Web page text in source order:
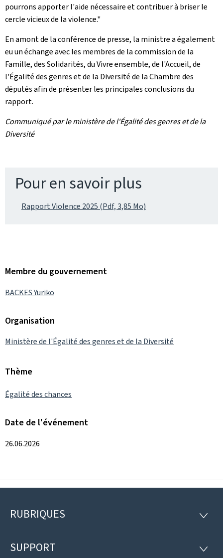
pourrons apporter l'aide nécessaire et contribuer à briser le
cercle vicieux de la violence."
En amont de la conférence de presse, la ministre a également
eu un échange avec les membres de la commission de la
Famille, des Solidarités, du Vivre ensemble, de l'Accueil, de
l'Égalité des genres et de la Diversité de la Chambre des
députés afin de présenter les principales conclusions du
rapport.
Communiqué par le ministère de l'Égalité des genres et de la
Diversité
Pour en savoir plus
Rapport Violence 2025 (Pdf, 3,85 Mo)
Membre du gouvernement
BACKES Yuriko
Organisation
Ministère de l'Égalité des genres et de la Diversité
Thème
Égalité des chances
Date de l'événement
26.06.2026
Pied
RUBRIQUES
SUPPORT